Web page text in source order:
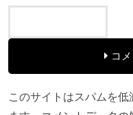
コ
このサイトはスパムを